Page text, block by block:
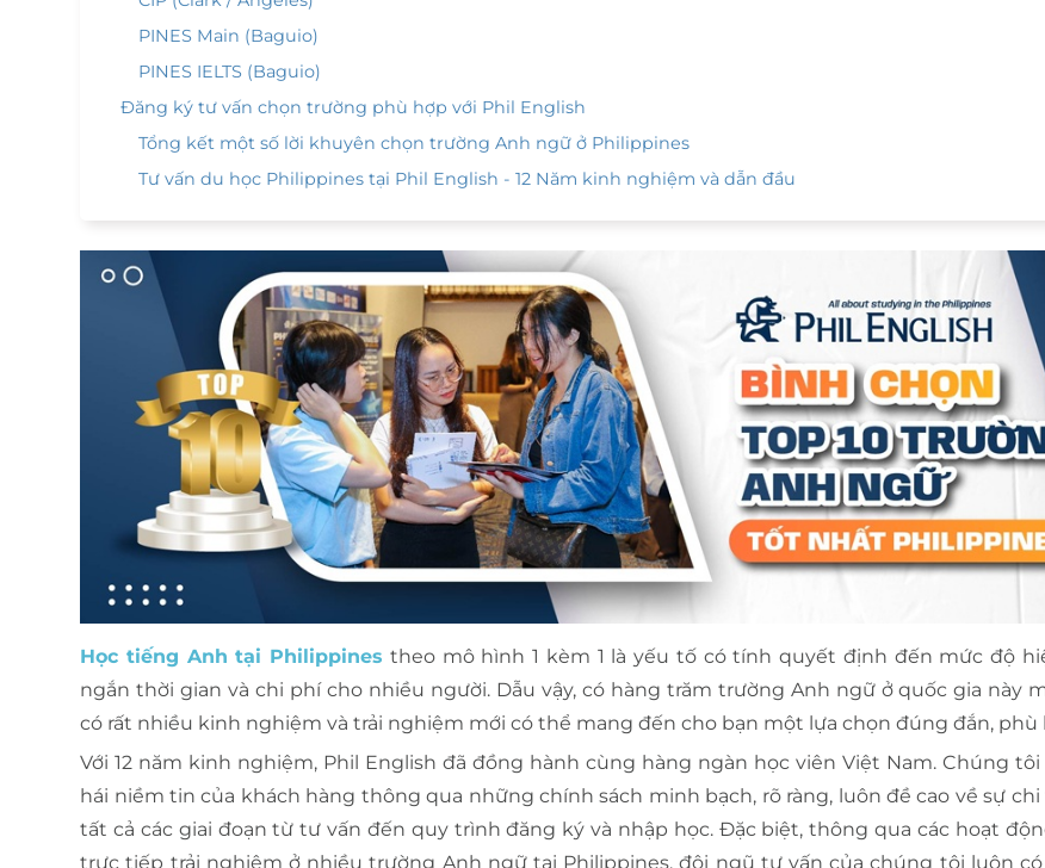
PINES Main (Baguio)
PINES IELTS (Baguio)
Đăng ký tư vấn chọn trường phù hợp với Phil English
Tổng kết một số lời khuyên chọn trường Anh ngữ ở Philippines
Tư vấn du học Philippines tại Phil English - 12 Năm kinh nghiệm và dẫn đầu
Học tiếng Anh tại Philippines theo mô hình 1 kèm 1 là yếu tố có tính quyết định đến mức độ
ngắn thời gian và chi phí cho nhiều người. Dẫu vậy, có hàng trăm trường Anh ngữ ở quốc gia này
có rất nhiều kinh nghiệm và trải nghiệm mới có thể mang đến cho bạn một lựa chọn đúng đắn, phù
Với 12 năm kinh nghiệm, Phil English đã đồng hành cùng hàng ngàn học viên Việt Nam. Chúng
hái niềm tin của khách hàng thông qua những chính sách minh bạch, rõ ràng, luôn đề cao về sự
tất cả các giai đoạn từ tư vấn đến quy trình đăng ký và nhập học. Đặc biệt, thông qua các hoạt
trực tiếp trải nghiệm ở nhiều trường Anh ngữ tại Philippines, đội ngũ tư vấn của chúng tôi luôn